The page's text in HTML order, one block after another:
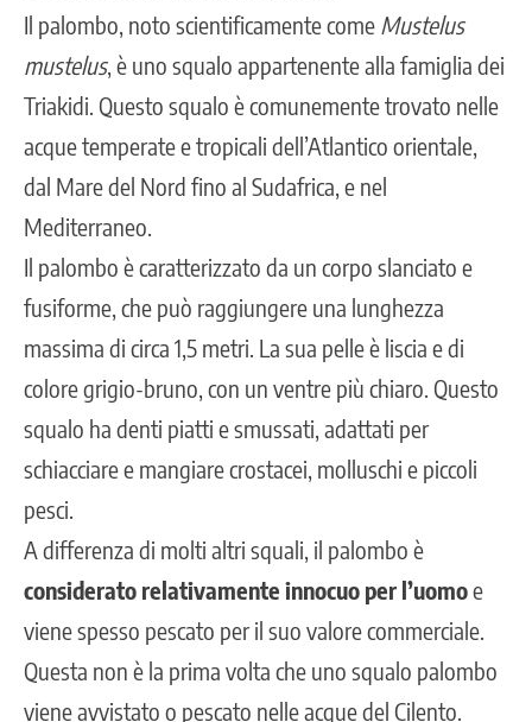
Il palombo, noto scientificamente come Mustelus
mustelus, è uno squalo appartenente alla famiglia dei
Triakidi. Questo squalo è comunemente trovato nelle
acque temperate e tropicali dell’Atlantico orientale,
dal Mare del Nord fino al Sudafrica, e nel
Mediterraneo.
Il palombo è caratterizzato da un corpo slanciato e
fusiforme, che può raggiungere una lunghezza
massima di circa 1,5 metri. La sua pelle è liscia e di
colore grigio-bruno, con un ventre più chiaro. Questo
squalo ha denti piatti e smussati, adattati per
schiacciare e mangiare crostacei, molluschi e piccoli
pesci.
A differenza di molti altri squali, il palombo è
considerato relativamente innocuo per l’uomoe
viene spesso pescato per il suo valore commerciale.
Questa non è la prima volta che uno squalo palombo
viene avvistato o pescato nelle acque del Cilento.